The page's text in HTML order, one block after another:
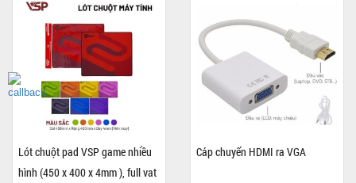
Lót chuột pad VSP game nhiều
hình (450 x 400 x 4mm ), full vat
Cáp chuyển HDMI ra VGA